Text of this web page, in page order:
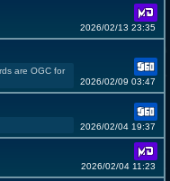
2026/02/13 23:35
are OGC for
2026/02/09 03:47
2026/02/04 19:37
2026/02/04 11:23